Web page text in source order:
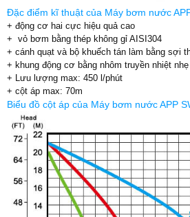
Đặc điểm kĩ thuật của Máy bơm nước
+ động cơ hai cực hiệu quả cao
+ vỏ bơm bằng thép không gỉ AISI304
+ cánh quạt và bộ khuếch tán làm bằng sợi
+ khung động cơ bằng nhôm truyền nhiệt
+ Lưu lượng max: 450 l/phút
+ cột áp max: 70m
Biểu đồ cột áp của Máy bơm nước APP